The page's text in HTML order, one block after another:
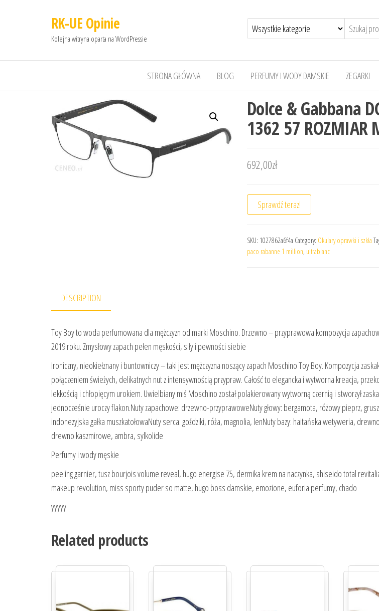
RK-UE Opinie
Kolejna witryna oparta na WordPressie
STRONA GŁÓWNA BLOG PERFUMY I WODY DAMSKIE ZEGARKI
Dolce & Gabbana
1362 57 ROZMIAR
692,00zł
Sprawdź teraz!
SKU: 1027862a6f4a Category: Okulary oprawki i szkła
paco rabanne 1 million, ultrablanc
DESCRIPTION
Toy Boy to woda perfumowana dla mężczyzn od marki Moschino. Drzewno – przyprawowa kompozycja
2019 roku. Zmysłowy zapach pełen męskości, siły i pewności siebie
Ironiczny, nieokiełznany i buntowniczy – taki jest mężczyzna noszący zapach Moschino Toy Boy. Kompozycja
połączeniem świeżych, delikatnych nut z intensywnością przypraw. Całość to elegancka i wytworna kreacja,
lekkością i chłopięcym urokiem. Uwielbiany miś Moschino został polakierowany wytworną czernią i stworzył
jednocześnie uroczy flakon.Nuty zapachowe: drzewno-przyprawoweNuty głowy: bergamota, różowy pieprz,
indonezyjska gałka muszkatołowaNuty serca: goździki, róża, magnolia, lenNuty bazy: haitańska wetyweria,
drewno kaszmirowe, ambra, sylkolide
Perfumy i wody męskie
peeling garnier, tusz bourjois volume reveal, hugo energise 75, dermika krem na naczynka, shiseido total
makeup revolution, miss sporty puder so matte, hugo boss damskie, emozione, euforia perfumy, chado
yyyyy
Related products